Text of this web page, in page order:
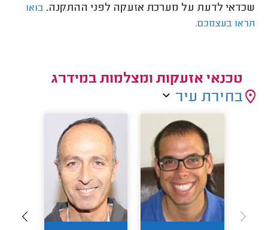
שכדאי לדעת על מערכת אזעקה לפני ההתקנה. בואו
תראו בעצמכם.
טכנאי אזעקות ומצלמות במידרג
בחירת עיר